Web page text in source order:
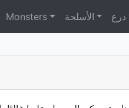
Monsters الأسلحة درع